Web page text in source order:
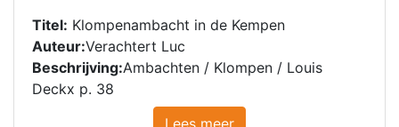
Titel: Klompenambacht in de Kempen
Auteur:Verachtert Luc
Beschrijving:Ambachten / Klompen / Louis
Deckx p. 38
Lees meer